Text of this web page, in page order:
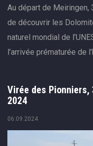
Au départ de Meiringen,
de découvrir les
naturel mondial de
l’arrivée prématurée de
Virée des
2024
06.09.2024